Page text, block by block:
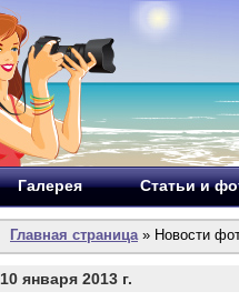
Галерея Статьи и
Главная страница» Новости
10 января 2013 г.